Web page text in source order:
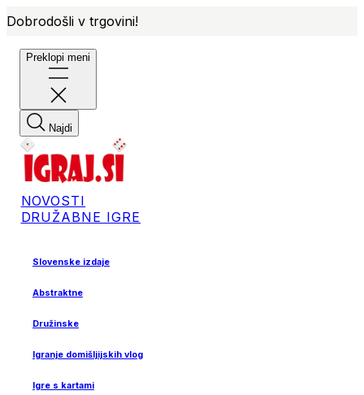
Dobrodošli v trgovini!
Preklopi meni
Najdi
NOVOSTI
DRUŽABNE IGRE
Slovenske izdaje
Abstraktne
Družinske
Igranje domišljijskih vlog
Igre s kartami